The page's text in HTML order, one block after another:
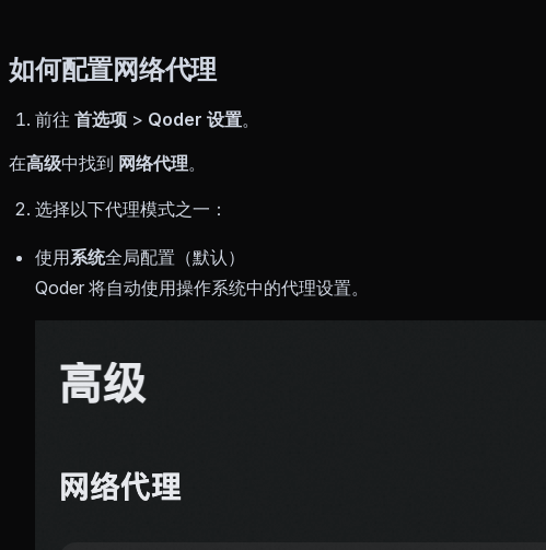
如何配置网络代理
前往 首选项 > Qoder 设置。
在高级中找到 网络代理。
选择以下代理模式之一：
使用系统全局配置（默认）
Qoder 将自动使用操作系统中的代理设置。